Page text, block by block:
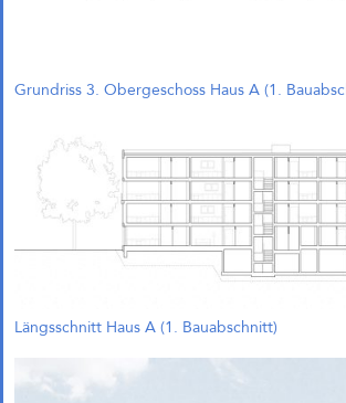
Grundriss 3. Obergeschoss Haus A (1.
Längsschnitt Haus A (1. Bauabschnitt)